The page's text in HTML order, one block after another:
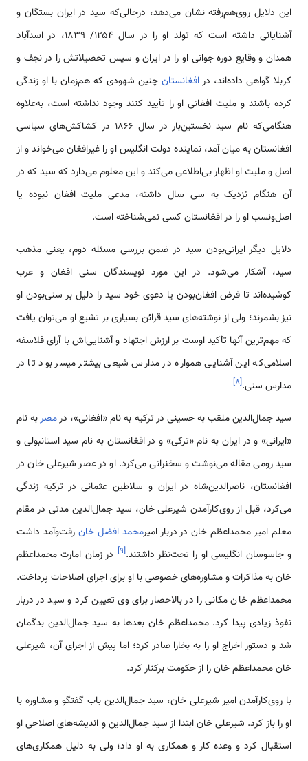
این دلایل روی‌هم‌رفته نشان می‌دهد، درحالی‌که سید در ایران بستگان و
آشنایانی داشته است که تولد او را در سال ۱۲۵۴/ ۱۸۳۹، در اسدآباد
همدان و وقایع دوره جوانی او را در ایران و سپس تحصیلاتش را در نجف و
کربلا گواهی داده‌اند، درافغانستان چنین شهودی که هم‌زمان با او زندگی
کرده باشند و ملیت افغانی او را تأیید کنند وجود نداشته است، به‌علاوه
هنگامی‌که نام سید نخستین‌بار در سال ۱۸۶۶ در کشاکش‌های سیاسی
افغانستان به میان آمد، نماینده دولت انگلیس او را غیرافغان می‌خواند و از
اصل و ملیت او اظهار بی‌اطلاعی می‌کند و این معلوم می‌دارد که سید که در
آن هنگام نزدیک به سی سال داشته، مدعی ملیت افغان نبوده یا
اصل‌ونسب او را در افغانستان کسی نمی‌شناخته است.
دلایل دیگر ایرانی‌بودن سید در ضمن بررسی مسئله دوم، یعنی مذهب
سید، آشکار می‌شود. در این مورد نویسندگان سنی افغان و عرب
کوشیده‌اند تا فرض افغان‌بودن یا دعوی خود سید را دلیل بر سنی‌بودن او
نیز بشمرند؛ ولی از نوشته‌های سید قرائن بسیاری بر تشیع او می‌توان یافت
که مهم‌ترین آنها تأکید اوست بر ارزش اجتهاد و آشنایی‌اش با آرای فلاسفه
اسلامی‌که این آشنایی همواره در مدارس شیعی بیشتر میسر بود تا در
مدارس سنی.[۸]
سید جمال‌الدین ملقب به حسینی در ترکیه به نام «افغانی»، درمصربه نام
«ایرانی» و در ایران به نام «ترکی» و در افغانستان به نام سید استانبولی و
سید رومی مقاله می‌نوشت و سخنرانی می‌کرد. او در عصر شیرعلی خان در
افغانستان، ناصرالدین‌شاه در ایران و سلاطین عثمانی در ترکیه زندگی
می‌کرد، قبل از روی‌کارآمدن شیرعلی خان، سید جمال‌الدین مدتی در مقام
معلم امیر محمداعظم خان در دربار امیرمحمد افضل خان رفت‌وآمد داشت
و جاسوسان انگلیسی او را تحت‌نظر داشتند.[۹] در زمان امارت محمداعظم
خان به مذاکرات و مشاوره‌های خصوصی با او برای اجرای اصلاحات پرداخت.
محمداعظم خان مکانی را در بالاحصار برای وی تعیین کرد و سید در دربار
نفوذ زیادی پیدا کرد. محمداعظم خان بعدها به سید جمال‌الدین بدگمان
شد و دستور اخراج او را به بخارا صادر کرد؛ اما پیش از اجرای آن، شیرعلی
خان محمداعظم خان را از حکومت برکنار کرد.
با روی‌کارآمدن امیر شیرعلی خان، سید جمال‌الدین باب گفتگو و مشاوره با
او را باز کرد. شیرعلی خان ابتدا از سید جمال‌الدین و اندیشه‌های اصلاحی او
استقبال کرد و وعده کار و همکاری به او داد؛ ولی به دلیل همکاری‌های